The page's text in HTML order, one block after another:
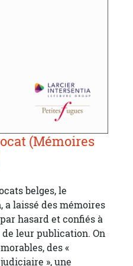
(Mémoires
belges, le
a laissé des mémoires
hasard et confiés à
leur publication. On
des «
», une